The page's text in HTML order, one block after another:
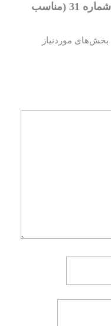
برای “مجله کودک نی نی نبات شماره 31 (مناسب
بخش‌های موردنیاز